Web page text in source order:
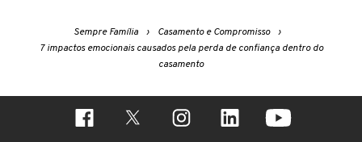
Sempre Família
Casamento e Compromisso
7 impactos emocionais causados pela perda de confiança dentro do
casamento